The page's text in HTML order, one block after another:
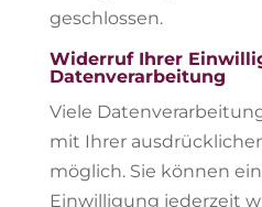
geschlossen.
Widerruf Ihrer
Datenverarbeitung
Viele
mit Ihrer
möglich. Sie können
Einwilligung jederzeit